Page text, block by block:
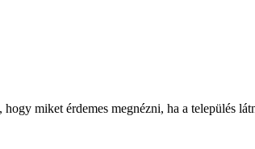
miket érdemes megnézni, ha a település